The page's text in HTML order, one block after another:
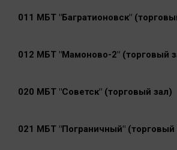
011 МБТ "Багратионовск"
012 МБТ "Мамоново-2" (торговый
020 МБТ "Советск" (торговый зал)
021 МБТ "Пограничный" (торговый